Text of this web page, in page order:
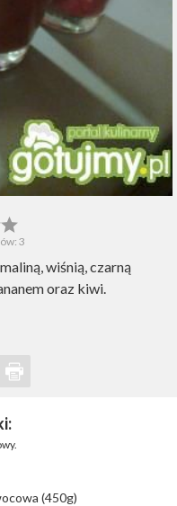
3
wiśnią, czarną
oraz kiwi.
(450g)